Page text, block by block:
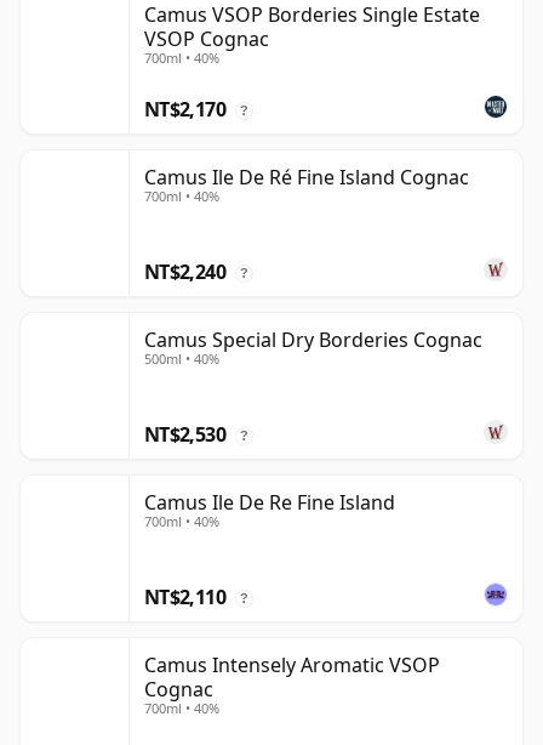
Camus VSOP Borderies Single Estate
VSOP Cognac
700ml • 40%
NT$2,170 ?
Camus Ile De Ré Fine Island Cognac
700ml • 40%
NT$2,240 ?
Camus Special Dry Borderies Cognac
500ml • 40%
NT$2,530 ?
Camus Ile De Re Fine Island
700ml • 40%
NT$2,110 ?
Camus Intensely Aromatic VSOP
Cognac
700ml • 40%